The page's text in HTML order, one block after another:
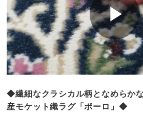
◆繊細なクラシカル柄となめらか
産モケット織ラグ「ポーロ」◆